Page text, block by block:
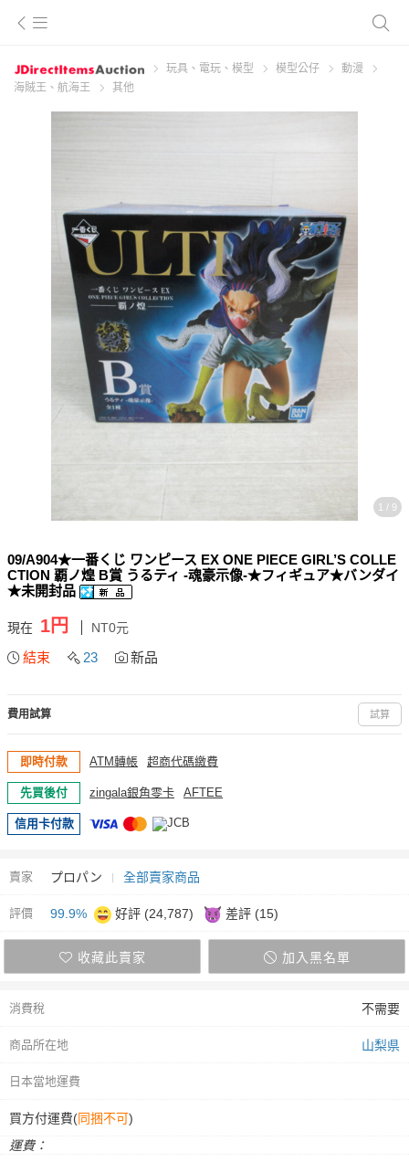
玩具、電玩、模型 模型公仔
動漫
海賊王、航海王
其他
1 / 9
09/A904★一番くじ ワンピース EX ONE PIECE GIRL’S COLLE
CTION 覇ノ煌 B賞 うるティ -魂豪示像-★フィギュア★バンダイ
★未開封品
現在 1円 NT0元
結束 23 新品
費用試算 試算
即時付款 ATM轉帳 超商代碼繳費
先買後付 zingala銀角零卡 AFTEE
信用卡付款
賣家 プロパン 全部賣家商品
評價 99.9% 好評 (24,787) 差評 (15)
收藏此賣家 加入黑名單
消費稅 不需要
商品所在地 山梨県
日本當地運費
買方付運費(同捆不可)
運費：